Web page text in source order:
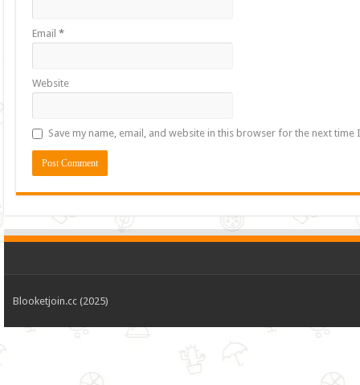
Email*
Website
Save my name, email, and website in this browser for the next time
Blooketjoin.cc (2025)